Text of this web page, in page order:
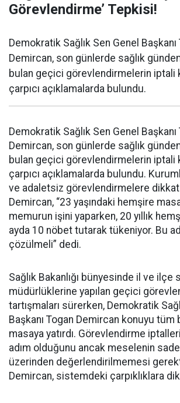
Görevlendirme’ Tepkisi!
Demokratik Sağlık Sen Genel Başkanı
Demircan, son günlerde sağlık
bulan geçici görevlendirmelerin iptali
çarpıcı açıklamalarda bulundu.
Demokratik Sağlık Sen Genel Başkanı
Demircan, son günlerde sağlık
bulan geçici görevlendirmelerin iptali
çarpıcı açıklamalarda bulundu.
ve adaletsiz görevlendirmelere
Demircan, “23 yaşındaki hemşire
memurun işini yaparken, 20 yıllık
ayda 10 nöbet tutarak tükeniyor. Bu
çözülmeli” dedi.
Sağlık Bakanlığı bünyesinde il ve ilçe
müdürlüklerine yapılan geçici
tartışmaları sürerken, Demokratik
Başkanı Togan Demircan konuyu tüm
masaya yatırdı. Görevlendirme
adım olduğunu ancak meselenin
üzerinden değerlendirilmemesi
Demircan, sistemdeki çarpıklıklara